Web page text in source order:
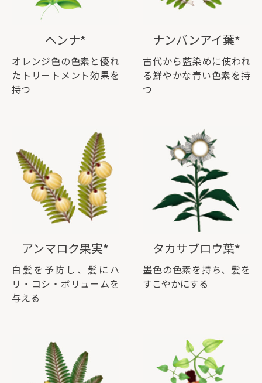
ヘンナ*
オレンジ色の色素と優れ
たトリートメント効果を
持つ
ナンバンアイ葉*
古代から藍染めに使われ
る鮮やかな青い色素を持
つ
アンマロク果実*
白髪を予防し、髪にハ
リ・コシ・ボリュームを
与える
タカサブロウ葉*
墨色の色素を持ち、髪を
すこやかにする